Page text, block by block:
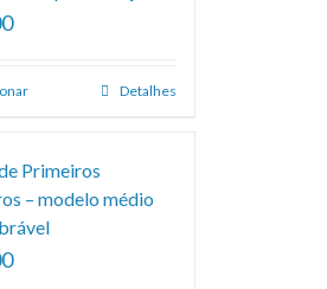
Detalhes
Primeiros
– modelo médio